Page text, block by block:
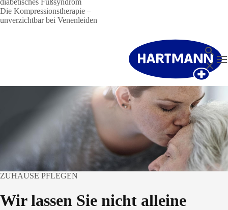
diabetisches Fußsyndrom
Die Kompressionstherapie –
unverzichtbar bei Venenleiden
Suche
ZUHAUSE PFLEGEN
Wir lassen Sie nicht alleine